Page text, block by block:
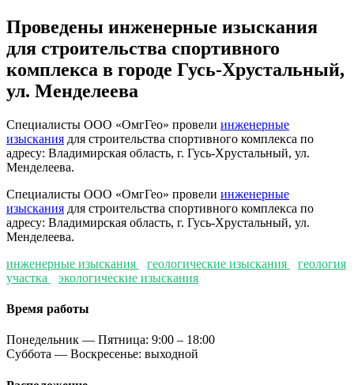
Проведены инженерные изыскания
для строительства спортивного
комплекса в городе Гусь-Хрустальный,
ул. Менделеева
Специалисты ООО «ОмгГео» провели инженерные
изыскания для строительства спортивного комплекса по
адресу: Владимирская область, г. Гусь-Хрустальный, ул.
Менделеева.
Специалисты ООО «ОмгГео» провели инженерные
изыскания для строительства спортивного комплекса по
адресу: Владимирская область, г. Гусь-Хрустальный, ул.
Менделеева.
инженерные изыскания
геологические изыскания
геология
участка
экологические изыскания
Время работы
Понедельник — Пятница: 9:00 – 18:00
Суббота — Воскресенье: выходной